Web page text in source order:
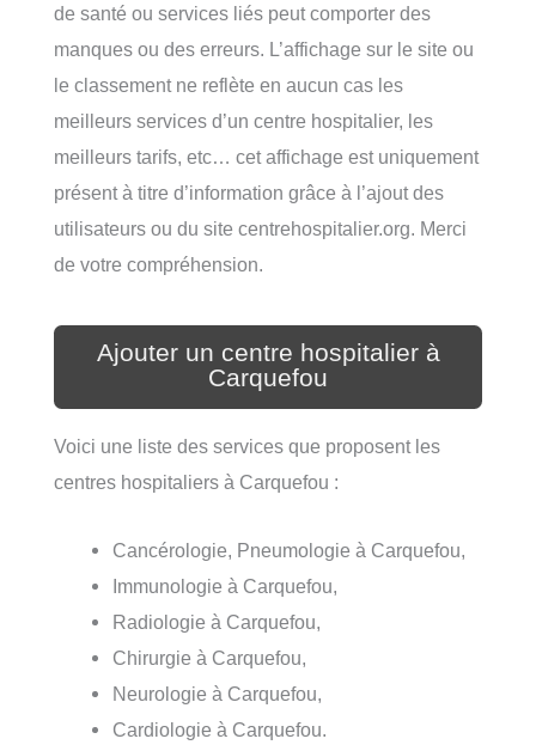
de santé ou services liés peut comporter des
manques ou des erreurs. L’affichage sur le site ou
le classement ne reflète en aucun cas les
meilleurs services d’un centre hospitalier, les
meilleurs tarifs, etc… cet affichage est uniquement
présent à titre d’information grâce à l’ajout des
utilisateurs ou du site centrehospitalier.org. Merci
de votre compréhension.
Ajouter un centre hospitalier à
Carquefou
Voici une liste des services que proposent les
centres hospitaliers à Carquefou :
Cancérologie, Pneumologie à Carquefou,
Immunologie à Carquefou,
Radiologie à Carquefou,
Chirurgie à Carquefou,
Neurologie à Carquefou,
Cardiologie à Carquefou.